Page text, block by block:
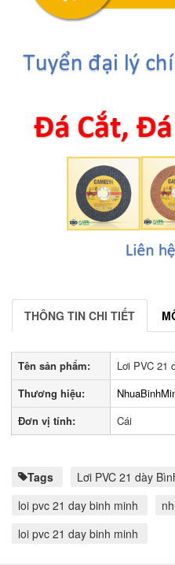
THÔNG TIN CHI TIẾT
Tên sản phẩm:
Lơi PVC 21
Thương hiệu:
Đơn vị tính:
Cái
Tags
Lơi PVC 21 dày
loi pvc 21 day binh minh
loi pvc 21 day binh minh